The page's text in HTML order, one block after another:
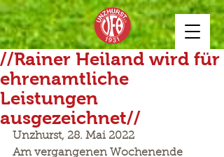
//Rainer Heiland wird für
ehrenamtliche
Leistungen
ausgezeichnet//
Unzhurst, 28. Mai 2022
Am vergangenen Wochenende